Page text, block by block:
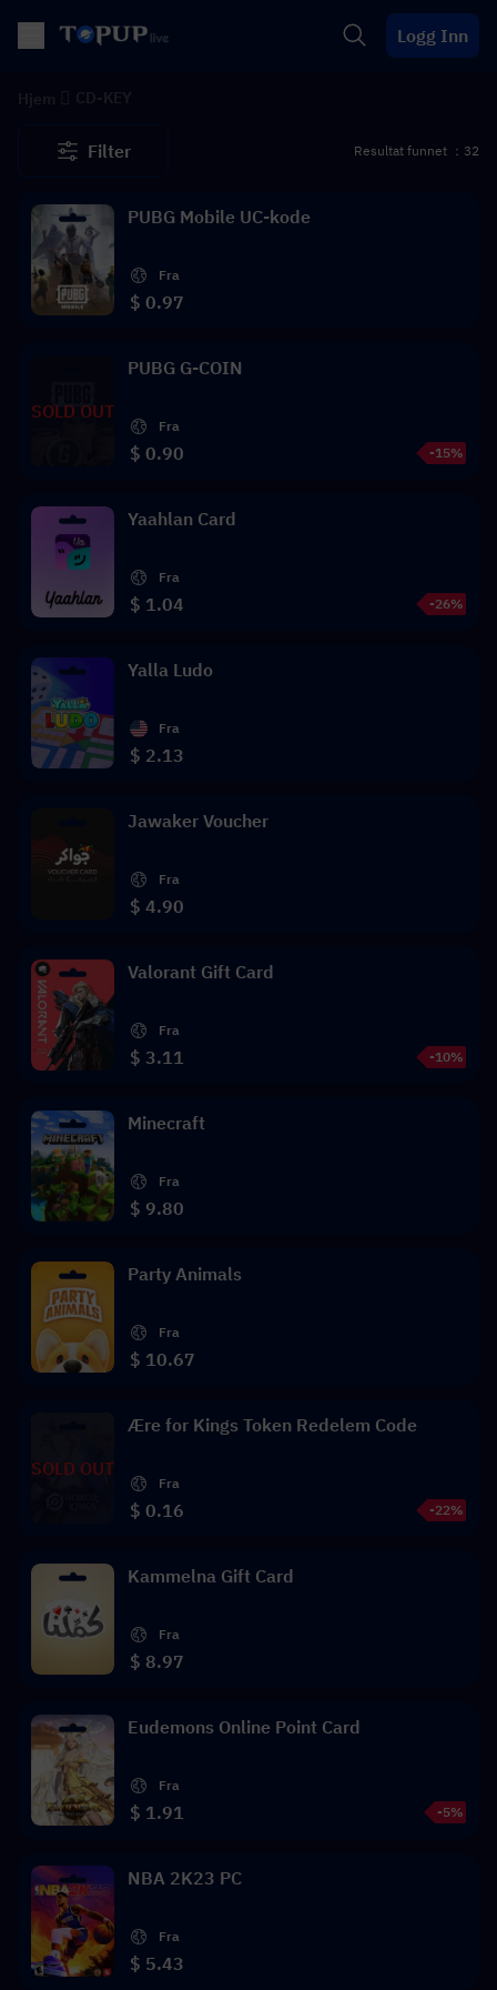
Logg Inn
Filter Resultat funnet ：32
PUBG Mobile UC-kode
Fra
$ 0.97
SOLD OUT
PUBG G-COIN
Fra
$ 0.90 -15%
Yaahlan Card
Fra
$ 1.04 -26%
Yalla Ludo
Fra
$ 2.13
Jawaker Voucher
Fra
$ 4.90
Valorant Gift Card
Fra
$ 3.11 -10%
Minecraft
Fra
$ 9.80
Party Animals
Fra
$ 10.67
SOLD OUT
Ære for Kings Token Redelem Code
Fra
$ 0.16 -22%
Kammelna Gift Card
Fra
$ 8.97
Eudemons Online Point Card
Fra
$ 1.91 -5%
NBA 2K23 PC
Fra
$ 5.43